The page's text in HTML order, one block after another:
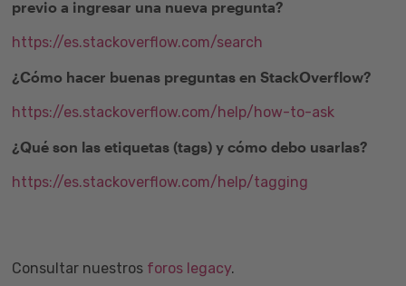
previo a ingresar una nueva pregunta?
https://es.stackoverflow.com/search
¿Cómo hacer buenas preguntas en StackOverflow?
https://es.stackoverflow.com/help/how-to-ask
¿Qué son las etiquetas (tags) y cómo debo usarlas?
https://es.stackoverflow.com/help/tagging
Consultar nuestros foros legacy.